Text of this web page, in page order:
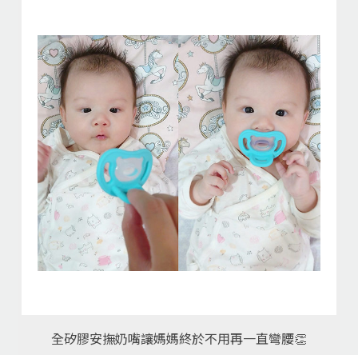
全矽膠安撫奶嘴讓媽媽終於不用再一直彎腰👏